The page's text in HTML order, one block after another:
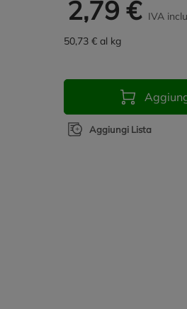
2,79 € IVA
50,73 € al kg
Aggiungi Lista